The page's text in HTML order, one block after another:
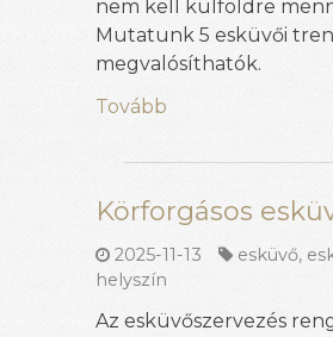
nem kell külföldre
Mutatunk 5 esküvői
megvalósíthatók.
Tovább
Körforgásos
2025-11-13 esküvő,
helyszín
Az esküvőszervezés